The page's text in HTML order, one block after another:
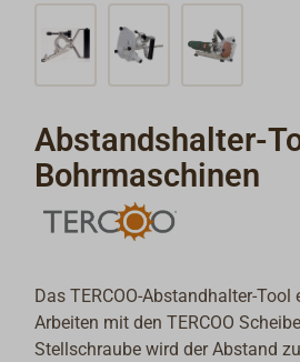
Abstandshalter-
Bohrmaschinen
Das TERCOO-Abstandhalter-Tool
Arbeiten mit den TERCOO
Stellschraube wird der Abstand